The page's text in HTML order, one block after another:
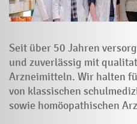
Seit über 50 Jahren
und zuverlässig mit
Arzneimitteln. Wir halten
von klassischen
sowie homöopathischen